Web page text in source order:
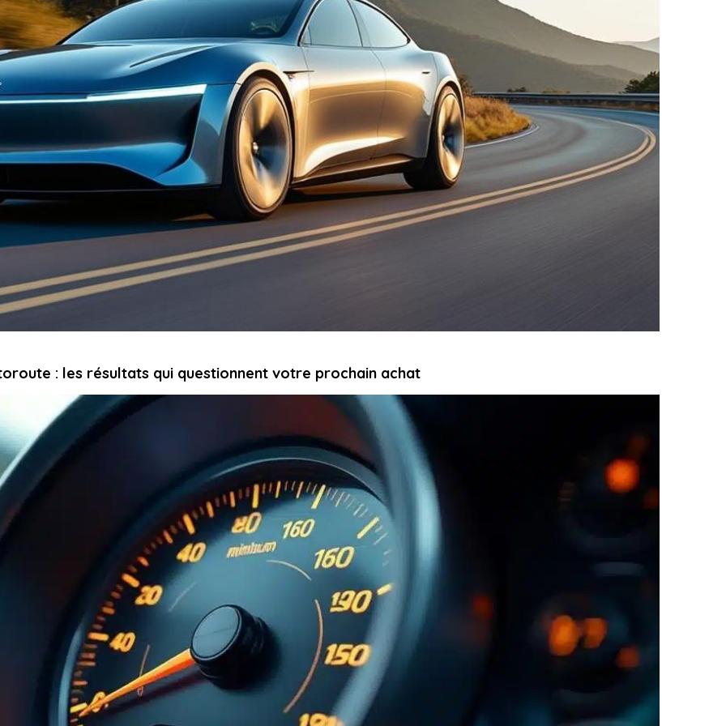
: les résultats qui questionnent votre prochain achat